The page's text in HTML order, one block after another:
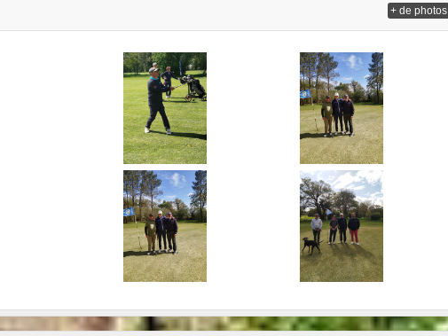
+ de photos